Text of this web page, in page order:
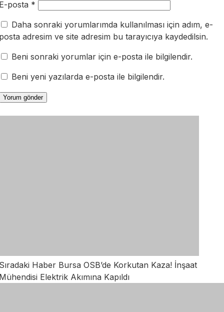
posta *
Daha sonraki yorumlarımda kullanılması için adım, e-
adresim ve site adresim bu tarayıcıya kaydedilsin.
Beni sonraki yorumlar için e-posta ile bilgilendir.
Beni yeni yazılarda e-posta ile bilgilendir.
Haber Bursa OSB’de Korkutan Kaza! İnşaat
Elektrik Akımına Kapıldı